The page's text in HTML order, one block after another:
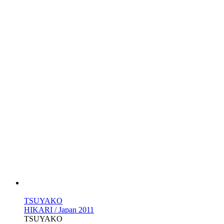
TSUYAKO
HIKARI / Japan 2011
TSUYAKO